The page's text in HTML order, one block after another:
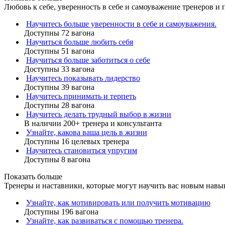
Любовь к себе, уверенность в себе и самоуважение тренеров и
Научитесь больше уверенности в себе и самоуважения.
Доступны 72 вагона
Научиться больше любить себя
Доступны 51 вагона
Научиться больше заботиться о себе
Доступны 33 вагона
Научитесь показывать лидерство
Доступны 39 вагона
Научитесь принимать и терпеть
Доступны 28 вагона
Научитесь делать трудный выбор в жизни
В наличии 200+ тренера и консультанта
Узнайте, какова ваша цель в жизни
Доступны 16 целевых тренера
Научитесь становиться упругим
Доступны 8 вагона
Показать больше
Тренеры и наставники, которые могут научить вас новым
Узнайте, как мотивировать или получить мотивацию
Доступны 196 вагона
Узнайте, как развиваться с помощью тренера.